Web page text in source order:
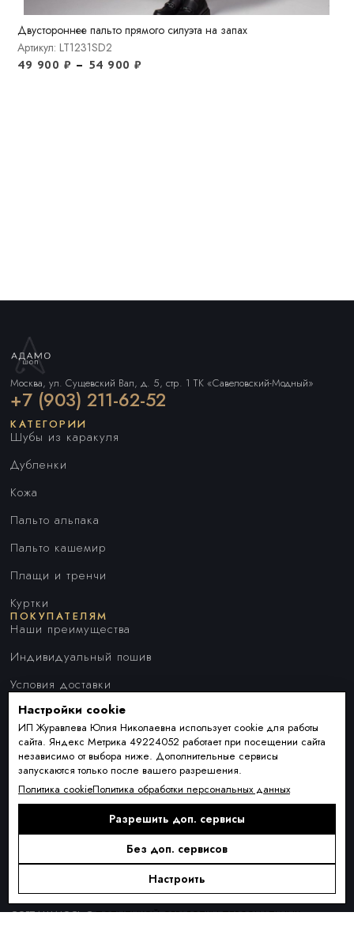
Двустороннее пальто прямого силуэта на запах
Артикул: LT1231SD2
49 900 ₽ – 54 900₽
Москва, ул. Сущевский Вал, д. 5, стр. 1 ТК «Савеловский-Модный»
+7 (903) 211-62-52
КАТЕГОРИИ
Шубы из каракуля
Дубленки
Кожа
Пальто альпака
Пальто кашемир
Плащи и тренчи
Куртки
ПОКУПАТЕЛЯМ
Наши преимущества
Индивидуальный пошив
Условия доставки
Оплата и рассрочка
Обмен и возврат товара
Контакты
О КОМПАНИИ
О нас
ПОДПИСКА
Новинки сезона, акции и предложения
Я ДАЮ СОГЛАСИЕ НА ОБРАБОТКУ ПЕРСОНАЛЬНЫХ ДАННЫХ И
СОГЛАШАЮСЬ СПОЛИТИКОЙ ОБРАБОТКИ ПЕРСОНАЛЬНЫХ
Настройки cookie
ИП Журавлева Юлия Николаевна использует cookie для работы
сайта. Яндекс Метрика 49224052 работает при посещении сайта
независимо от выбора ниже. Дополнительные сервисы
запускаются только после вашего разрешения.
Политика cookieПолитика обработки персональных данных
Разрешить доп. сервисы
Без доп. сервисов
Настроить